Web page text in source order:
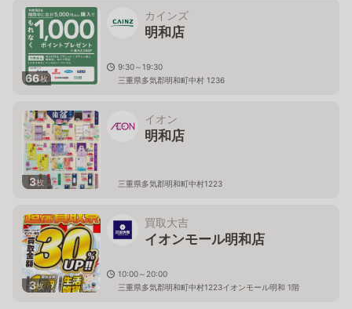
66枚
カインズ
明和店
9:30～19:30
三重県多気郡明和町中村 1236
3枚
イオン
明和店
三重県多気郡明和町中村1223
3枚
買取大吉
イオンモール明和店
10:00～20:00
三重県多気郡明和町中村1223イオンモール明和 1階